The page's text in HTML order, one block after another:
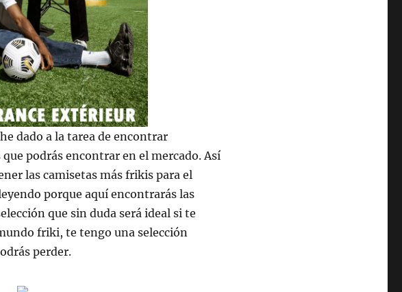
dado a la tarea de encontrar
podrás encontrar en el mercado. Así
las camisetas más frikis para el
porque aquí encontrarás las
que sin duda será ideal si te
friki, te tengo una selección
perder.